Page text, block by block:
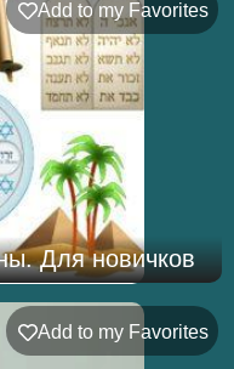
Add to my Favorites
Для новичков
Add to my Favorites